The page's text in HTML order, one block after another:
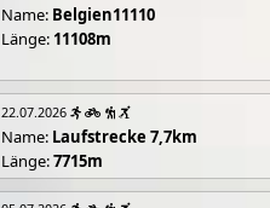
Name: Belgien11110
Länge: 11108m
22.07.2026
Name: Laufstrecke 7,7km
Länge:7715m